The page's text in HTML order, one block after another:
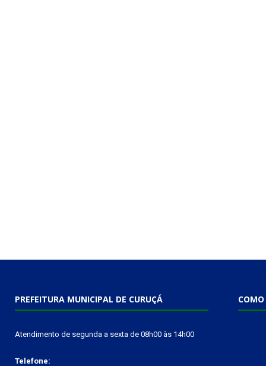
PREFEITURA MUNICIPAL DE CURUÇÁ
Atendimento de segunda a sexta de 08h00 às 14h00
Telefone:
COMO